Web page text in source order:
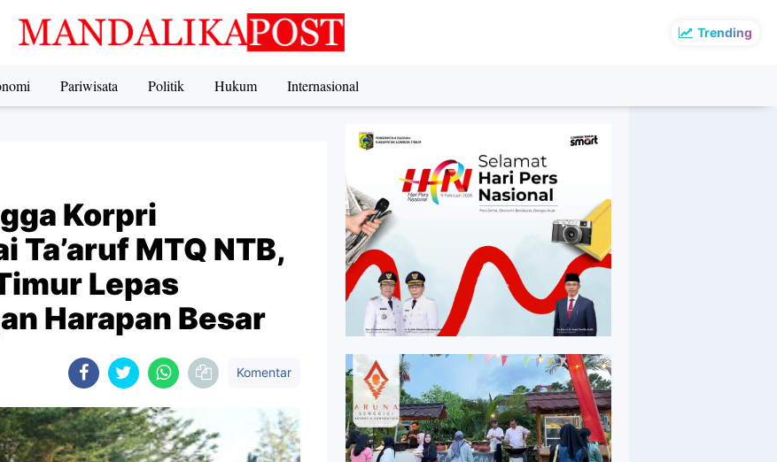
Trending
Pariwisata Politik Hukum Internasional
Korpri
Ta’aruf MTQ NTB,
Lepas
Harapan Besar
Komentar